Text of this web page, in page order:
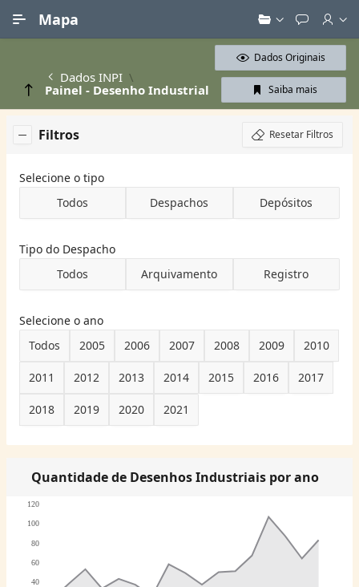
Mapa
Dados INPI
Painel - Desenho Industrial
Dados Originais
Saiba mais
Filtros Resetar Filtros
Selecione o tipo
Todos
Despachos Depósitos
Tipo do Despacho
Todos
Arquivamento Registro
Selecione o ano
Todos
2005 2006 2007 2008 2009 2010
2011 2012 2013 2014 2015 2016 2017
2018 2019 2020 2021
Quantidade de Desenhos Industriais por ano
40
60
80
100
120